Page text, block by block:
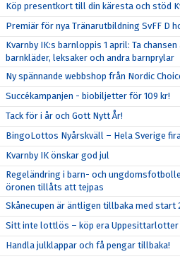
Köp presentkort till din käresta och stöd
Premiär för nya Tränarutbildning SvFF D
Kvarnby IK:s barnloppis 1 april: Ta
barnkläder, leksaker och andra barnprylar
Ny spännande webbshop från Nordic
Succékampanjen - biobiljetter för 109 kr!
Tack för i år och Gott Nytt År!
BingoLottos Nyårskväll – Hela Sverige
Kvarnby IK önskar god jul
Regeländring i barn- och
öronen tillåts att tejpas
Skånecupen är äntligen tillbaka med start
Sitt inte lottlös – köp era Uppesittarlotter
Handla julklappar och få pengar tillbaka!